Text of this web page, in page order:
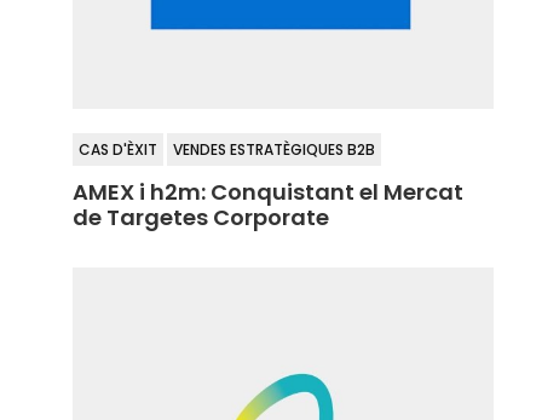
CAS D'ÈXIT VENDES ESTRATÈGIQUES B2B
AMEX i h2m: Conquistant el Mercat
de Targetes Corporate